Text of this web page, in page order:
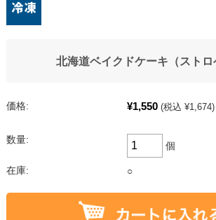
北海道ベイクドケーキ（ストロ
価格: ¥1,550 (税込 ¥1,674)
数量:
個
在庫: ○